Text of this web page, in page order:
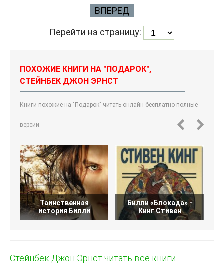
ВПЕРЕД
Перейти на страницу:
ПОХОЖИЕ КНИГИ НА "ПОДАРОК",
СТЕЙНБЕК ДЖОН ЭРНСТ
Книги похожие на "Подарок" читать онлайн бесплатно полные
версии.
Таинственная
история Билли
Билли «Блокада» -
Кинг Стивен
Стейнбек Джон Эрнст читать все книги